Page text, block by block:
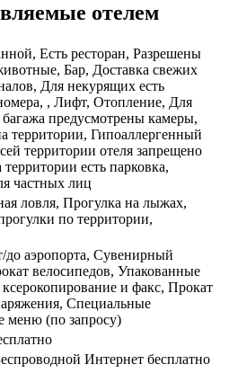
отелем
Есть ресторан, Разрешены
Бар, Доставка свежих
Для некурящих есть
, Лифт, Отопление, Для
предусмотрены камеры,
территории, Гипоаллергенный
территории отеля запрещено
есть парковка,
частных лиц
ловля, Прогулка на лыжах,
по территории,
до аэропорта, Сувенирный
велосипедов, Упакованные
и факс, Прокат
Специальные
меню (по запросу)
Интернет бесплатно